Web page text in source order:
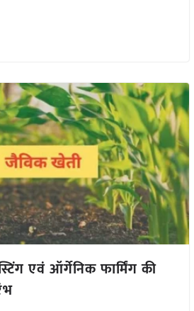
एवं ऑर्गेनिक फार्मिंग की